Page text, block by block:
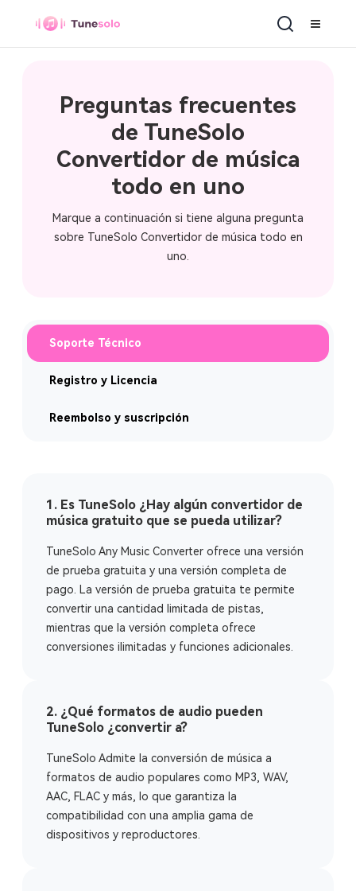
Convertidor de música todo en uno
Preguntas frecuentes
de TuneSolo
Convertidor de música
todo en uno
Marque a continuación si tiene alguna pregunta
sobre TuneSolo Convertidor de música todo en
uno.
Soporte Técnico
Registro y Licencia
Reembolso y suscripción
1. Es TuneSolo ¿Hay algún convertidor de
música gratuito que se pueda utilizar?
TuneSolo Any Music Converter ofrece una versión
de prueba gratuita y una versión completa de
pago. La versión de prueba gratuita te permite
convertir una cantidad limitada de pistas,
mientras que la versión completa ofrece
conversiones ilimitadas y funciones adicionales.
2. ¿Qué formatos de audio pueden
TuneSolo ¿convertir a?
TuneSolo Admite la conversión de música a
formatos de audio populares como MP3, WAV,
AAC, FLAC y más, lo que garantiza la
compatibilidad con una amplia gama de
dispositivos y reproductores.